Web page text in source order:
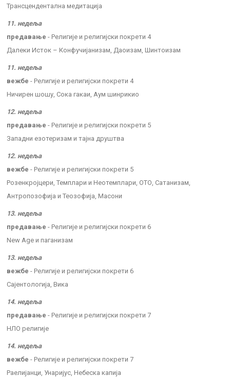
Трансцендентална медитација
11. недеља
предавање - Религије и религијски покрети 4
Далеки Исток – Конфучијанизам, Даоизам, Шинтоизам
11. недеља
вежбе - Религије и религијски покрети 4
Ничирен шошу, Сока гакаи, Аум шинрикио
12. недеља
предавање - Религије и религијски покрети 5
Западни езотеризам и тајна друштва
12. недеља
вежбе - Религије и религијски покрети 5
Розенкројцери, Темплари и Неотемплари, ОТО, Сатанизам,
Антропозофија и Теозофија, Масони
13. недеља
предавање - Религије и религијски покрети 6
New Age и паганизам
13. недеља
вежбе - Религије и религијски покрети 6
Сајентологија, Вика
14. недеља
предавање - Религије и религијски покрети 7
НЛО религије
14. недеља
вежбе - Религије и религијски покрети 7
Раелијанци, Унаријус, Небеска капија